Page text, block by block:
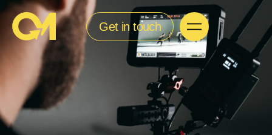
Get in touch